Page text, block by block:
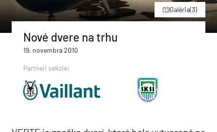
Galéria(3)
Nové dvere na trhu
19. novembra 2010
Partneri sekcie: